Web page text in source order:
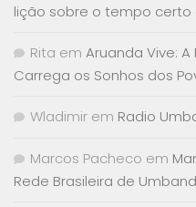
lição sobre o tempo certo
Rita em Aruanda Vive:
Carrega os Sonhos dos
Wladimir em Radio
Marcos Pacheco em
Rede Brasileira de